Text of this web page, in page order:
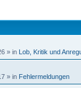
» in Lob, Kritik und
» in Fehlermeldungen